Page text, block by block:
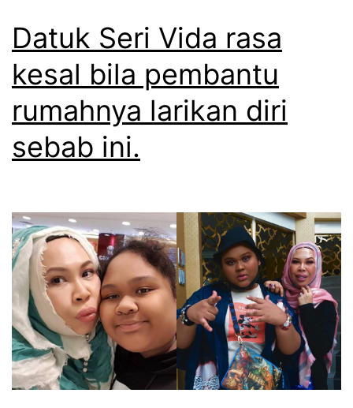
d
a
T
g
B
a
r
a
n
Datuk Seri Vida rasa
kesal bila pembantu
rumahnya larikan diri
sebab ini.